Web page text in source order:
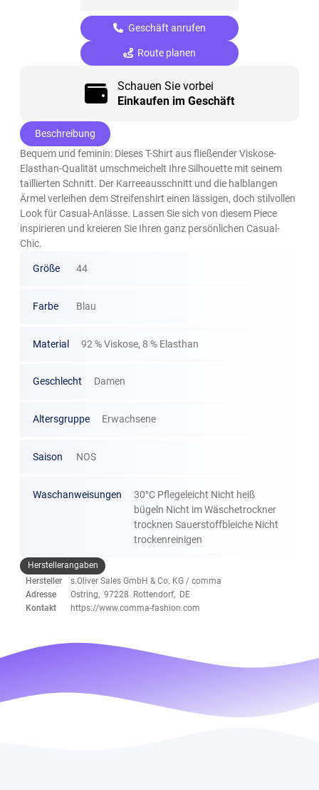
Geschäft anrufen
Route planen
Schauen Sie vorbei
Einkaufen im Geschäft
Beschreibung
Bequem und feminin: Dieses T-Shirt aus fließender Viskose-
Elasthan-Qualität umschmeichelt Ihre Silhouette mit seinem
taillierten Schnitt. Der Karreeausschnitt und die halblangen
Ärmel verleihen dem Streifenshirt einen lässigen, doch stilvollen
Look für Casual-Anlässe. Lassen Sie sich von diesem Piece
inspirieren und kreieren Sie Ihren ganz persönlichen Casual-
Chic.
Größe 44
Farbe Blau
Material 92 % Viskose, 8 % Elasthan
Geschlecht Damen
Altersgruppe Erwachsene
Saison NOS
Waschanweisungen
30°C Pflegeleicht Nicht heiß
bügeln Nicht im Wäschetrockner
trocknen Sauerstoffbleiche Nicht
trockenreinigen
Herstellerangaben
Hersteller
s.Oliver Sales GmbH & Co. KG / comma
Adresse
Ostring, 97228 Rottendorf, DE
Kontakt
https://www.comma-fashion.com